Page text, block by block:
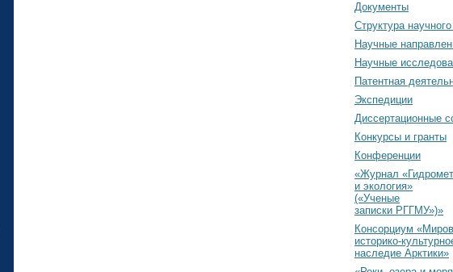
Документы
Cтруктура
Научные
Научные
Патентная
Экспедиции
Диссертационные
Конкурсы и гранты
Конференции
«Журнал
и экология»
(«Ученые
записки РГГМУ»)»
Консорциум
историко-
наследие Арктики»